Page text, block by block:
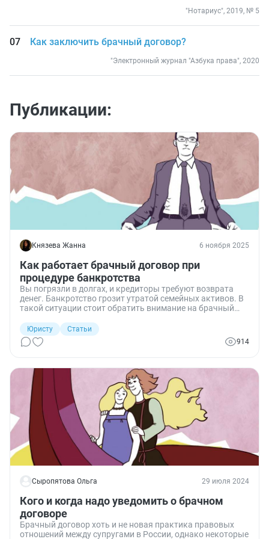
"Нотариус", 2019, № 5
Как заключить брачный договор?
"Электронный журнал "Азбука права", 2020
Публикации:
Князева Жанна 6 ноября 2025
Как работает брачный договор при
процедуре банкротства
Вы погрязли в долгах, и кредиторы требуют возврата
денег. Банкротство грозит утратой семейных активов. В
такой ситуации стоит обратить внимание на брачный
имущество и когда этого сделать не получится.
Юристу
Статьи
914
Сыропятова Ольга 29 июля 2024
Кого и когда надо уведомить о брачном
договоре
Брачный договор хоть и не новая практика правовых
отношений между супругами в России, однако некоторые